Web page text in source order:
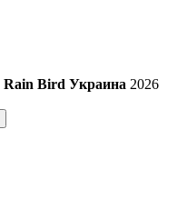
Rain Bird Украина 2026